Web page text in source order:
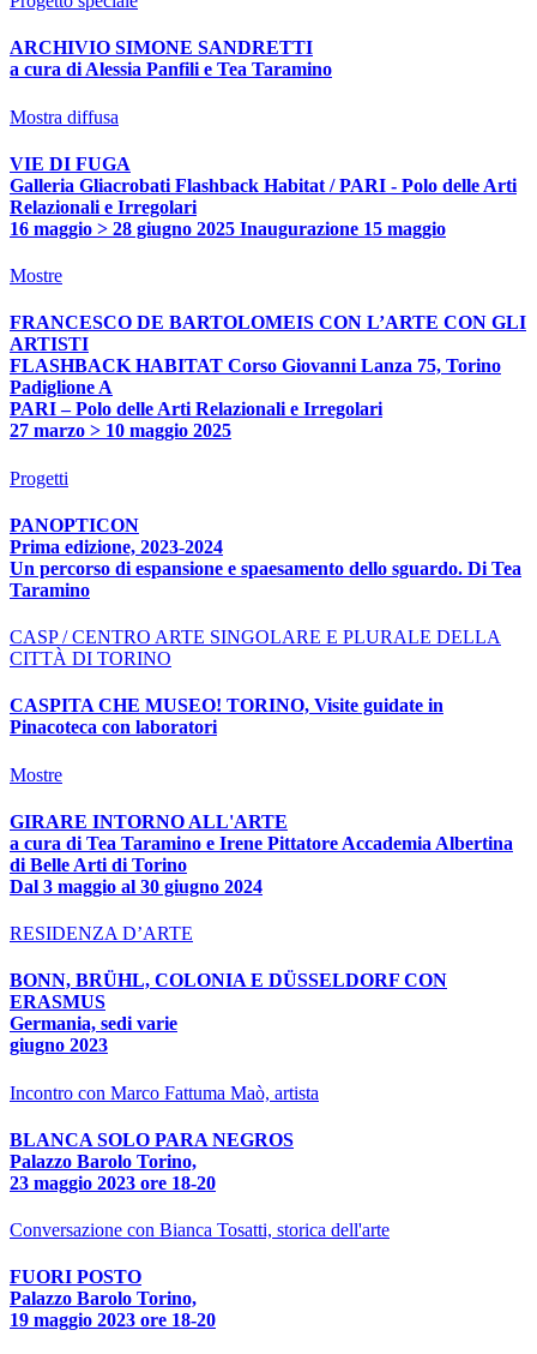
ARCHIVIO SIMONE SANDRETTI
a cura di Alessia Panfili e Tea Taramino
Mostra diffusa
VIE DI FUGA
Galleria Gliacrobati Flashback Habitat / PARI - Polo delle Arti
Relazionali e Irregolari
16 maggio > 28 giugno 2025 Inaugurazione 15 maggio
Mostre
FRANCESCO DE BARTOLOMEIS CON L’ARTE CON GLI
ARTISTI
FLASHBACK HABITAT Corso Giovanni Lanza 75, Torino
Padiglione A
PARI – Polo delle Arti Relazionali e Irregolari
27 marzo > 10 maggio 2025
Progetti
PANOPTICON
Prima edizione, 2023-2024
Un percorso di espansione e spaesamento dello sguardo. Di Tea
Taramino
CASP / CENTRO ARTE SINGOLARE E PLURALE DELLA
CITTÀ DI TORINO
CASPITA CHE MUSEO! TORINO, Visite guidate in
Pinacoteca con laboratori
Mostre
GIRARE INTORNO ALL'ARTE
a cura di Tea Taramino e Irene Pittatore Accademia Albertina
di Belle Arti di Torino
Dal 3 maggio al 30 giugno 2024
RESIDENZA D’ARTE
BONN, BRÜHL, COLONIA E DÜSSELDORF CON
ERASMUS
Germania, sedi varie
giugno 2023
Incontro con Marco Fattuma Maò, artista
BLANCA SOLO PARA NEGROS
Palazzo Barolo Torino,
23 maggio 2023 ore 18-20
Conversazione con Bianca Tosatti, storica dell'arte
FUORI POSTO
Palazzo Barolo Torino,
19 maggio 2023 ore 18-20